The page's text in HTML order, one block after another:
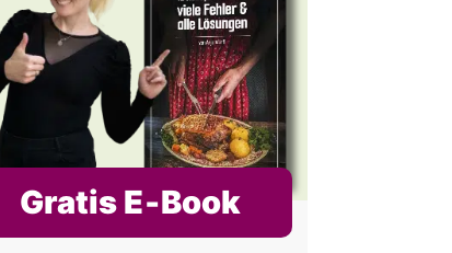
Gratis E‑Book